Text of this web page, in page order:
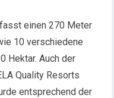
einen 270 Meter
10 verschiedene
Hektar. Auch der
Quality Resorts
entsprechend der